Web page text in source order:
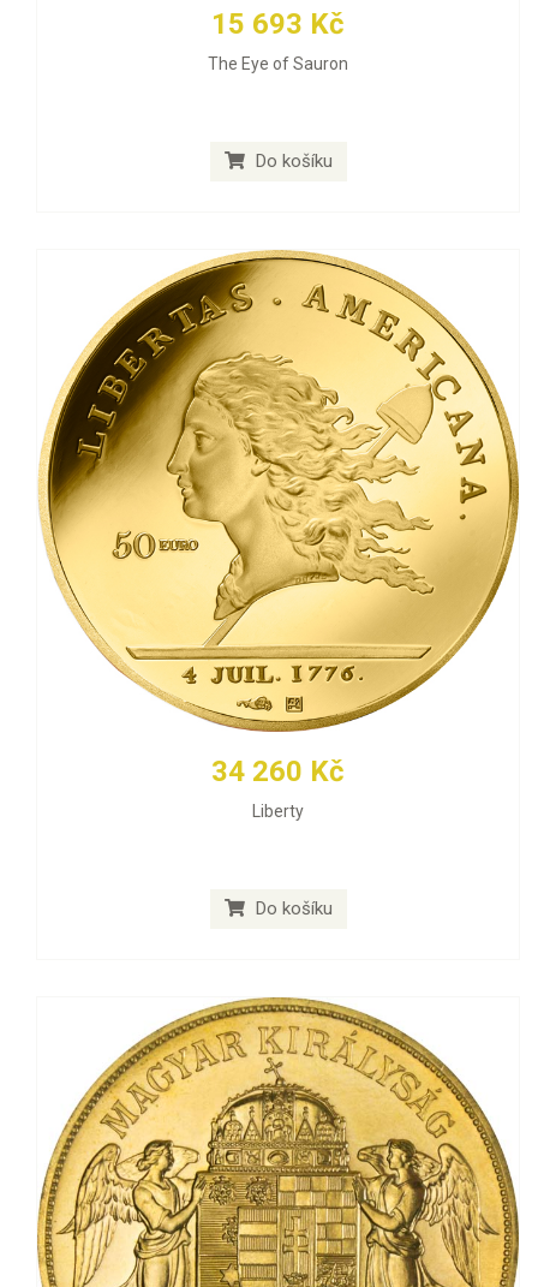
15 693 Kč
The Eye of Sauron
Do košíku
34 260 Kč
Liberty
Do košíku